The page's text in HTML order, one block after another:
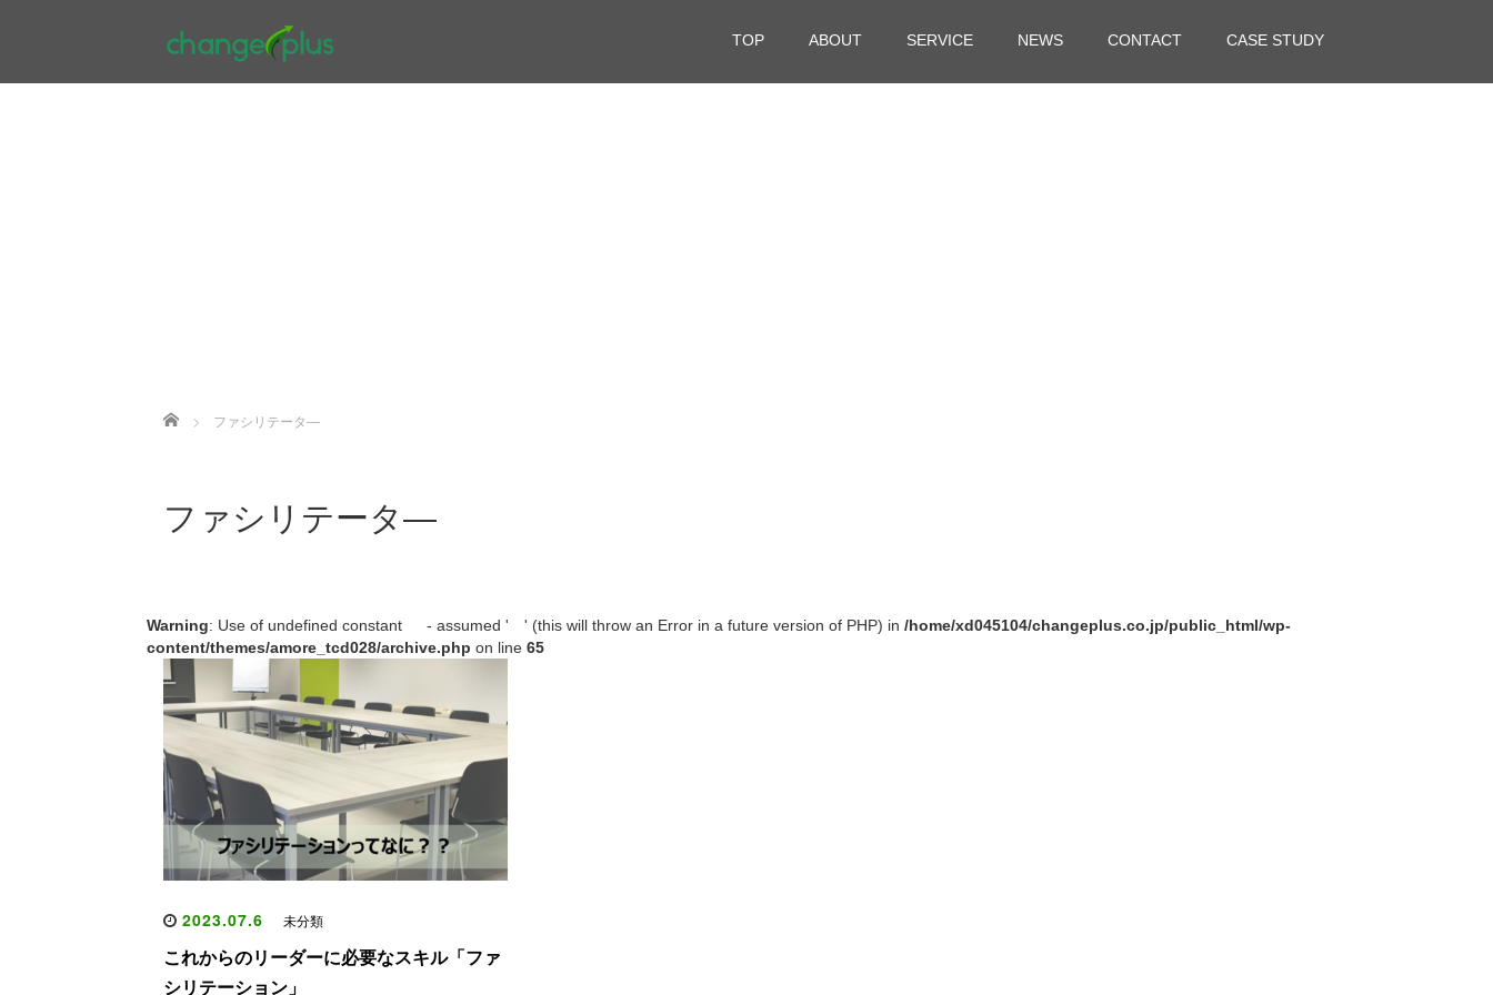
TOP ABOUT SERVICE NEWS CONTACT CASE STUDY
Home ファシリテータ―
ファシリテータ―
Warning: Use of undefined constant - assumed ' ' (this will throw an Error in a future version of PHP) in /home/xd045104/changeplus.co.jp/public_html/wp-
content/themes/amore_tcd028/archive.php on line 65
2023.07.6 未分類
これからのリーダーに必要なスキル「ファ
シリテーション」